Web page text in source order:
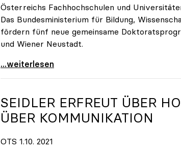
Österreichs Fachhochschulen und
Das Bundesministerium für Bildung,
fördern fünf neue gemeinsame
und Wiener Neustadt.
FHs und Unis bilden gemeinsam
...weiterlesen
SEIDLER ERFREUT ÜBER
ÜBER KOMMUNIKATION
OTS 1.10. 2021